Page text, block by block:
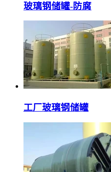
玻璃钢储罐-防腐
工厂玻璃钢储罐